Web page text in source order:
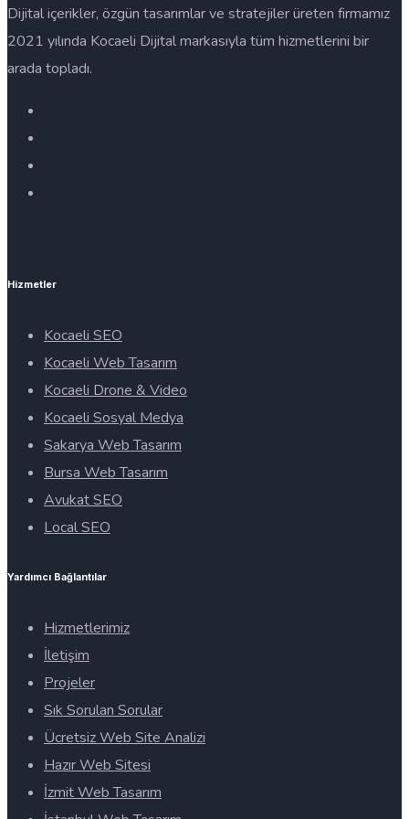
Dijital içerikler, özgün tasarımlar ve stratejiler üreten firmamız
2021 yılında Kocaeli Dijital markasıyla tüm hizmetlerini bir
arada topladı.
Hizmetler
Kocaeli SEO
Kocaeli Web Tasarım
Kocaeli Drone & Video
Kocaeli Sosyal Medya
Sakarya Web Tasarım
Bursa Web Tasarım
Avukat SEO
Local SEO
Yardımcı Bağlantılar
Hizmetlerimiz
İletişim
Projeler
Sık Sorulan Sorular
Ücretsiz Web Site Analizi
Hazır Web Sitesi
İzmit Web Tasarım